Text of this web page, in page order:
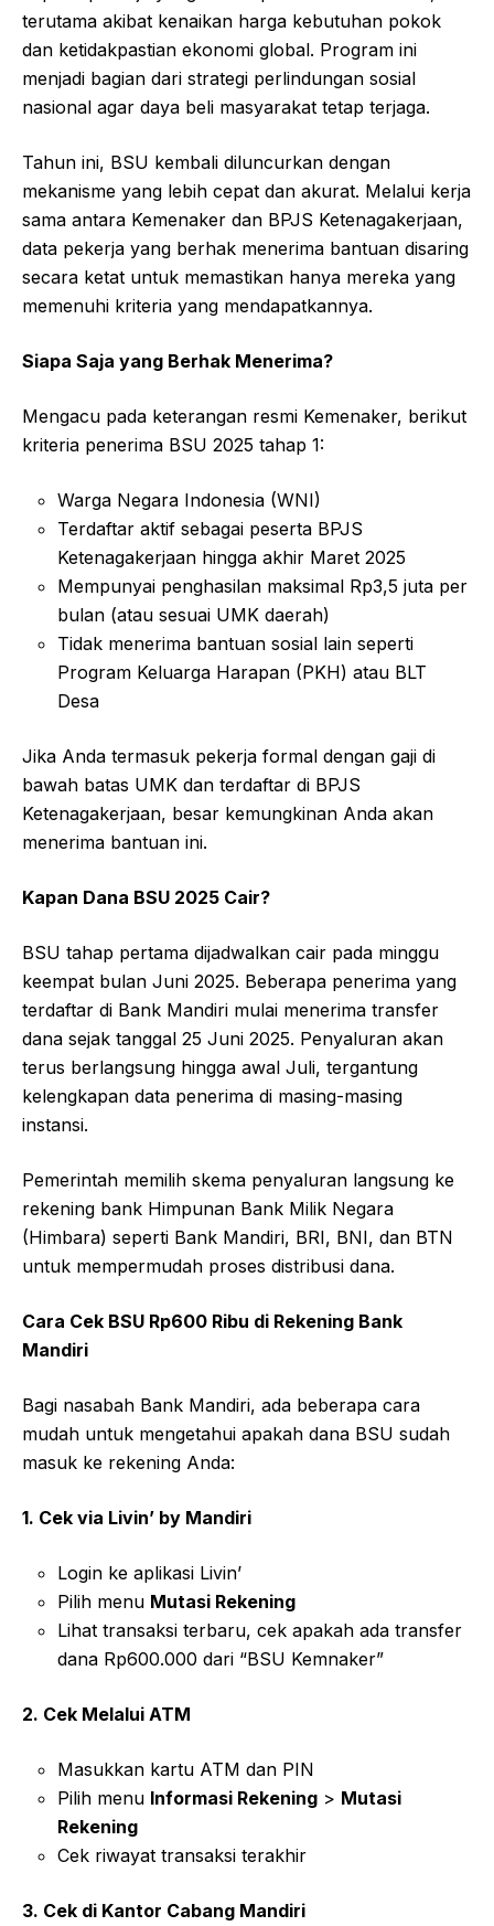
terutama akibat kenaikan harga kebutuhan pokok
dan ketidakpastian ekonomi global. Program ini
menjadi bagian dari strategi perlindungan sosial
nasional agar daya beli masyarakat tetap terjaga.
Tahun ini, BSU kembali diluncurkan dengan
mekanisme yang lebih cepat dan akurat. Melalui kerja
sama antara Kemenaker dan BPJS Ketenagakerjaan,
data pekerja yang berhak menerima bantuan disaring
secara ketat untuk memastikan hanya mereka yang
memenuhi kriteria yang mendapatkannya.
Siapa Saja yang Berhak Menerima?
Mengacu pada keterangan resmi Kemenaker, berikut
kriteria penerima BSU 2025 tahap 1:
Warga Negara Indonesia (WNI)
Terdaftar aktif sebagai peserta BPJS
Ketenagakerjaan hingga akhir Maret 2025
Mempunyai penghasilan maksimal Rp3,5 juta per
bulan (atau sesuai UMK daerah)
Tidak menerima bantuan sosial lain seperti
Program Keluarga Harapan (PKH) atau BLT
Desa
Jika Anda termasuk pekerja formal dengan gaji di
bawah batas UMK dan terdaftar di BPJS
Ketenagakerjaan, besar kemungkinan Anda akan
menerima bantuan ini.
Kapan Dana BSU 2025 Cair?
BSU tahap pertama dijadwalkan cair pada minggu
keempat bulan Juni 2025. Beberapa penerima yang
terdaftar di Bank Mandiri mulai menerima transfer
dana sejak tanggal 25 Juni 2025. Penyaluran akan
terus berlangsung hingga awal Juli, tergantung
kelengkapan data penerima di masing-masing
instansi.
Pemerintah memilih skema penyaluran langsung ke
rekening bank Himpunan Bank Milik Negara
(Himbara) seperti Bank Mandiri, BRI, BNI, dan BTN
untuk mempermudah proses distribusi dana.
Cara Cek BSU Rp600 Ribu di Rekening Bank
Mandiri
Bagi nasabah Bank Mandiri, ada beberapa cara
mudah untuk mengetahui apakah dana BSU sudah
masuk ke rekening Anda:
1. Cek via Livin’ by Mandiri
Login ke aplikasi Livin’
Pilih menu Mutasi Rekening
Lihat transaksi terbaru, cek apakah ada transfer
dana Rp600.000 dari “BSU Kemnaker”
2. Cek Melalui ATM
Masukkan kartu ATM dan PIN
Pilih menu Informasi Rekening > Mutasi
Rekening
Cek riwayat transaksi terakhir
3. Cek di Kantor Cabang Mandiri